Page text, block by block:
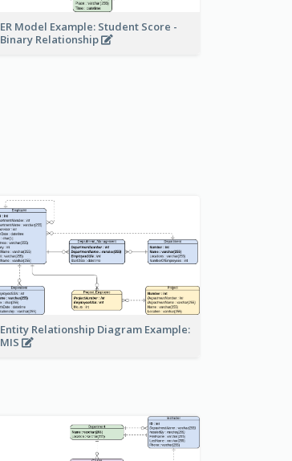
ER Model Example: Student Score -
Binary Relationship
Entity Relationship Diagram Example:
MIS